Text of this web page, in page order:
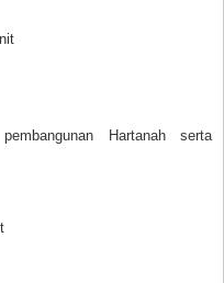
Hartanah serta